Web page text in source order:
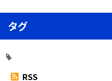
タグ
RSS